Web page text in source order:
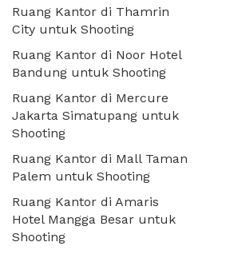
Ruang Kantor di Thamrin
City untuk Shooting
Ruang Kantor di Noor Hotel
Bandung untuk Shooting
Ruang Kantor di Mercure
Jakarta Simatupang untuk
Shooting
Ruang Kantor di Mall Taman
Palem untuk Shooting
Ruang Kantor di Amaris
Hotel Mangga Besar untuk
Shooting